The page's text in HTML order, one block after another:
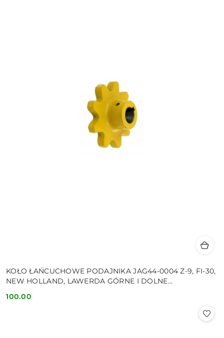
KOŁO ŁAŃCUCHOWE PODAJNIKA JAG44-0004 Z-9, FI-30,
NEW HOLLAND, LAWERDA GÓRNE I DOLNE
Cena:
100.00